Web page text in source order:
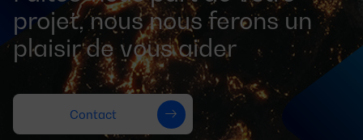
projet, nous nous ferons un
plaisir de vous aider
Contact